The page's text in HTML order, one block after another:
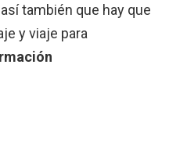
también que hay que
y viaje para